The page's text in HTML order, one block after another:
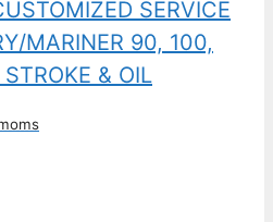
SERVICE
MARINER 90, 100,
& OIL